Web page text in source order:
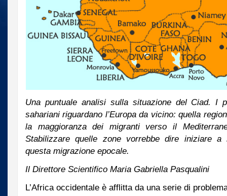
Una puntuale analisi sulla situazione del Ciad. I
sahariani riguardano l’Europa da vicino: quella
la maggioranza dei migranti verso il
Stabilizzare quelle zone vorrebbe dire iniziare
questa migrazione epocale.
Il Direttore Scientifico Maria Gabriella Pasqualini
L’Africa occidentale è afflitta da una serie di